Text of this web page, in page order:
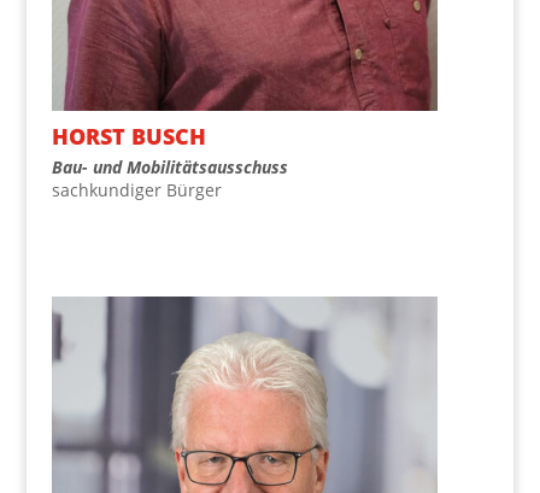
HORST BUSCH
Bau- und Mobilitätsausschuss
sach­kun­di­ger Bürger